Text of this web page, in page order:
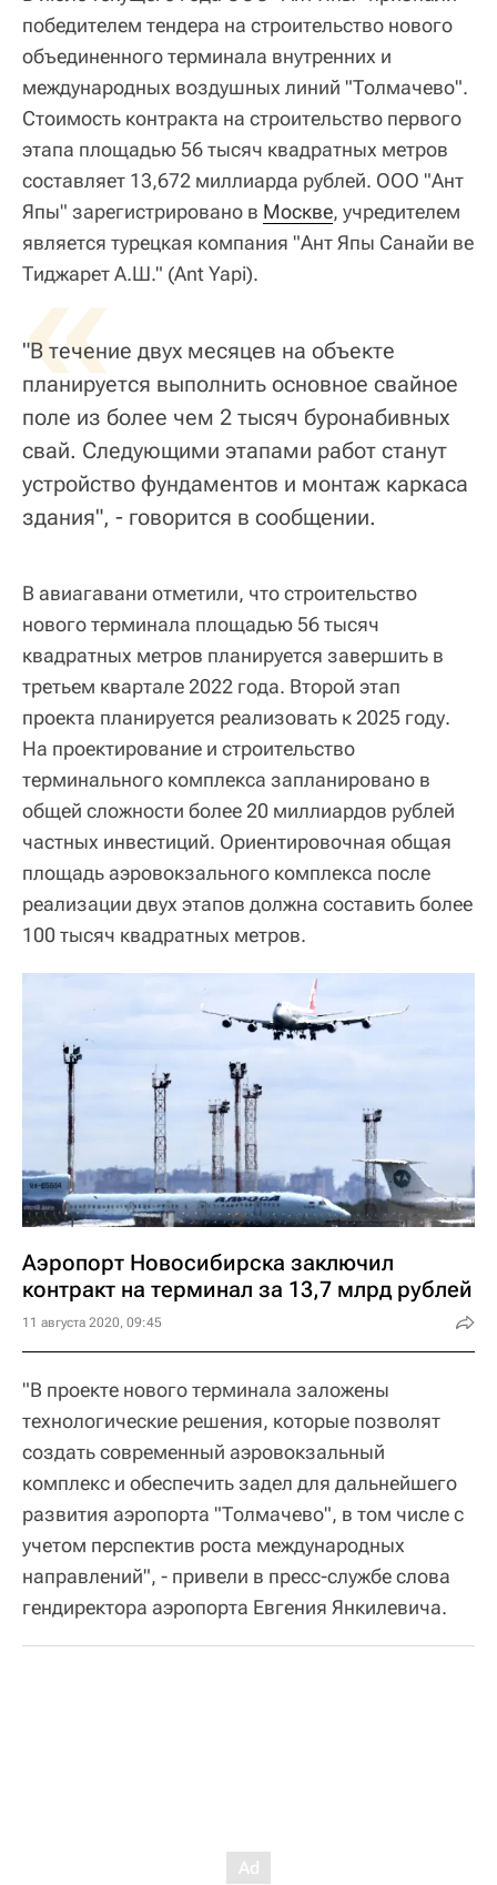
победителем тендера на строительство нового
объединенного терминала внутренних и
международных воздушных линий "Толмачево".
Стоимость контракта на строительство первого
этапа площадью 56 тысяч квадратных метров
составляет 13,672 миллиарда рублей. ООО "Ант
Япы" зарегистрировано в Москве, учредителем
является турецкая компания "Ант Япы Санайи ве
Тиджарет А.Ш." (Ant Yapi).
«
"В течение двух месяцев на объекте
планируется выполнить основное свайное
поле из более чем 2 тысяч буронабивных
свай. Следующими этапами работ станут
устройство фундаментов и монтаж каркаса
здания", - говорится в сообщении.
В авиагавани отметили, что строительство
нового терминала площадью 56 тысяч
квадратных метров планируется завершить в
третьем квартале 2022 года. Второй этап
проекта планируется реализовать к 2025 году.
На проектирование и строительство
терминального комплекса запланировано в
общей сложности более 20 миллиардов рублей
частных инвестиций. Ориентировочная общая
площадь аэровокзального комплекса после
реализации двух этапов должна составить более
100 тысяч квадратных метров.
Аэропорт Новосибирска заключил
контракт на терминал за 13,7 млрд рублей
11 августа 2020, 09:45
"В проекте нового терминала заложены
технологические решения, которые позволят
создать современный аэровокзальный
комплекс и обеспечить задел для дальнейшего
развития аэропорта "Толмачево", в том числе с
учетом перспектив роста международных
направлений", - привели в пресс-службе слова
гендиректора аэропорта Евгения Янкилевича.